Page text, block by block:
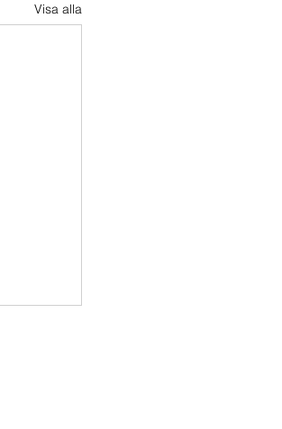
Visa alla